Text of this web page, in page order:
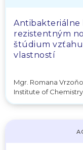
Antibakteriálne
rezistentným
štúdium
vlastností
Mgr. Romana
Institute of Chemistry